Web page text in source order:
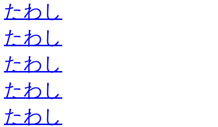
たわし
たわし
たわし
たわし
たわし